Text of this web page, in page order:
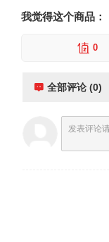
我觉得这个商品：
0
全部评论 (0)
发表评论